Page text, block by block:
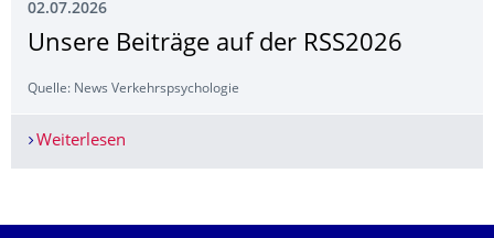
02.07.2026
Unsere Beiträge auf der RSS2026
Quelle: News Verkehrspsychologie
Weiterlesen